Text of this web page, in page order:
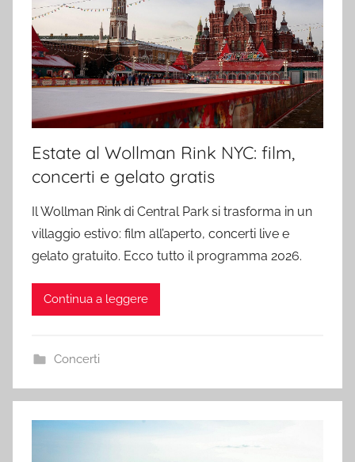
Estate al Wollman Rink NYC: film,
concerti e gelato gratis
Il Wollman Rink di Central Park si trasforma in un
villaggio estivo: film all’aperto, concerti live e
gelato gratuito. Ecco tutto il programma 2026.
Continua a leggere
Concerti